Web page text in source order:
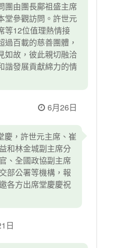
團由團長鄺祖盛主席
堂參觀訪問。許世元
等12位值理熱情接
百載的慈善團體，
如故，彼此親切融洽
諧發展貢獻綿力的情
6月26日
慶，許世元主席、崔
和林金城副主席分
、全國政協副主席
部公署等機構，報
各方出席堂慶慶祝
日